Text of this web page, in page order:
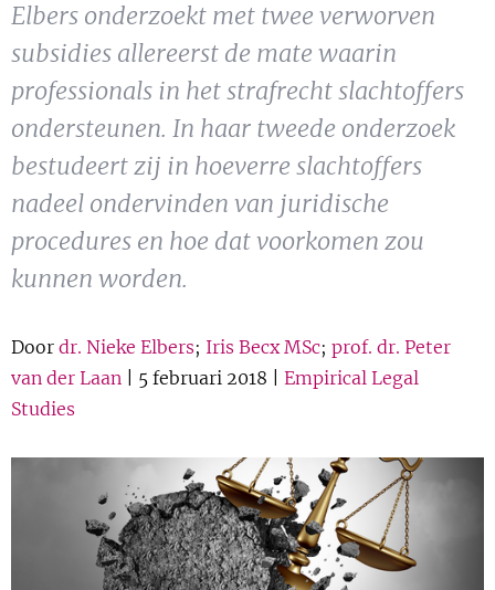
Contact
Uitgelicht
BLOG
Elbers onderzoekt met twee verworven
subsidies allereerst de mate waarin
professionals in het strafrecht slachtoffers
ondersteunen. In haar tweede onderzoek
bestudeert zij in hoeverre slachtoffers
nadeel ondervinden van juridische
procedures en hoe dat voorkomen zou
kunnen worden.
Door dr. Nieke Elbers; Iris Becx MSc; prof. dr. Peter
van der Laan | 5 februari 2018 | Empirical Legal
Studies